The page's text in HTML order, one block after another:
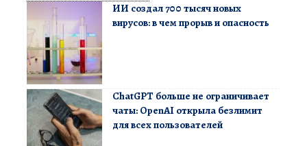
ИИ создал 700 тысяч новых
вирусов: в чем прорыв и опасность
ChatGPT больше не ограничивает
чаты: OpenAI открыла безлимит
для всех пользователей